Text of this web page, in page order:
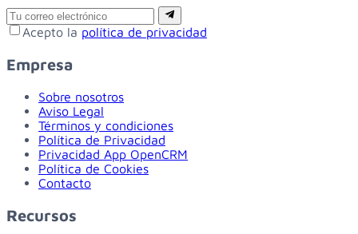
Email
Suscribirse
Acepto la política de privacidad
Empresa
Sobre nosotros
Aviso Legal
Términos y condiciones
Política de Privacidad
Privacidad App OpenCRM
Política de Cookies
Contacto
Recursos